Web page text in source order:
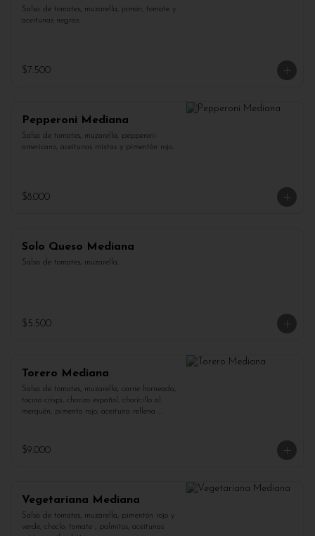
Salsa de tomates, muzarella, jamón, tomate y
aceitunas negras.
$7.500
Pepperoni Mediana
Salsa de tomates, muzarella, pepperoni
americano, aceitunas mixtas y pimentón rojo.
$8.000
Solo Queso Mediana
Salsa de tomates, muzarella.
$5.500
Torero Mediana
Salsa de tomates, muzarella, carne horneada,
tocino crispi, chorizo español, choricillo al
merquén, pimento rojo, aceituna rellena
$9.000
Vegetariana Mediana
Salsa de tomates, muzarella, pimentón rojo y
verde, choclo, tomate , palmitos, aceitunas